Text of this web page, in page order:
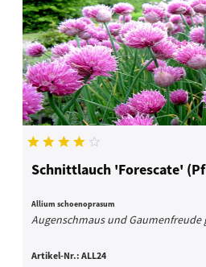
Schnittlauch 'Forescate'
Allium schoenoprasum
Augenschmaus und Gaumenfreude
Artikel-Nr.:ALL24